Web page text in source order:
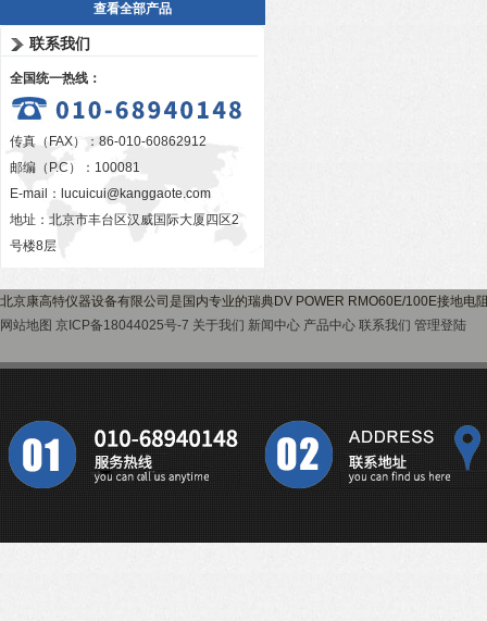
查看全部产品
联系我们
全国统一热线：
传真（FAX）：86-010-60862912
邮编（P.C）：100081
E-mail： lucuicui@kanggaote.com
地址：北京市丰台区汉威国际大厦四区2
号楼8层
北京康高特仪器设备有限公司是国内专业的瑞典DV POWER RMO60E/100E接地电
网站地图 京ICP备18044025号-7 关于我们 新闻中心 产品中心 联系我们 管理登陆